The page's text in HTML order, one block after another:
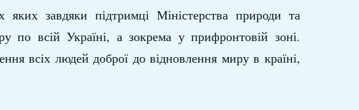
яких завдяки підтримці Міністерства природи та
по всій Україні, а зокрема у прифронтовій зоні.
всіх людей доброї до відновлення миру в країні,